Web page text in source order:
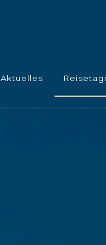
Aktuelles